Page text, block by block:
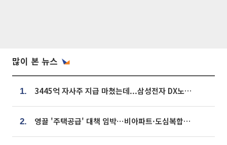
많이 본 뉴스
1. 3445억 자사주 지급 마쳤는데...삼성전자 DX노조, 뒤늦은 '떼쓰기 집회'
2. 영끌 '주택공급' 대책 임박⋯비아파트·도심복합까지 총동원